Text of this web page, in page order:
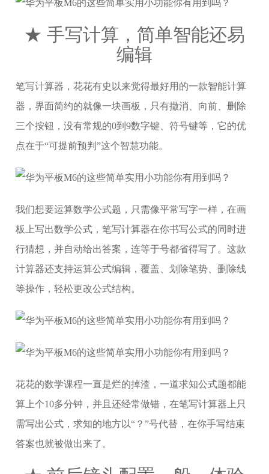
★ 手写计算，简单智能还易
编辑
笔写计算器，花花有史以来觉得最好用的一款智能计算
器，界面简约的就像一块画板，只有撤消、向前、删除
三个按钮，没有常规的0到9数字键、符号键等，它的优
点在于“可提前预判”这个智慧功能。
我们想要运算数学公式题，只需像平常写字一样，在画
板上写出数学公式，笔写计算器在你书写公式的同时进
行猜想，并自动给出答案，连等于号都省得写了。这款
计算器还支持运算公式编辑，覆盖、划除笔势、删除线
等操作，轻松更改公式结构。
花花的数学课程一直是烂的掉渣，一道求知公式题都能
算上个10多分钟，并且还经常做错，在笔写计算器上只
需写出公式，求知的地方以“？”号代替，在你手写结束
答案也就被做出来了。